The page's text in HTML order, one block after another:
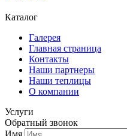
Каталог
Галерея
Главная страница
Контакты
Наши партнеры
Наши теплицы
О компании
Услуги
Обратный звонок
Имя